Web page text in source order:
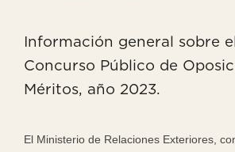
Y
Información general sobre
Concurso Público de
Méritos, año 2023.
El Ministerio de Relaciones Exteriores,